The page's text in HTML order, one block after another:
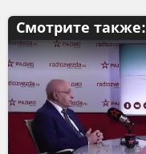
Смотрите также: